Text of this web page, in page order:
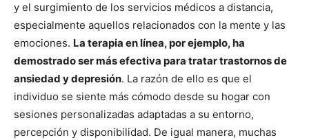
y el surgimiento de los servicios médicos a distancia,
especialmente aquellos relacionados con la mente y las
emociones. La terapia en línea, por ejemplo, ha
demostrado ser más efectiva para tratar trastornos de
ansiedad y depresión. La razón de ello es que el
individuo se siente más cómodo desde su hogar con
sesiones personalizadas adaptadas a su entorno,
percepción y disponibilidad. De igual manera, muchas